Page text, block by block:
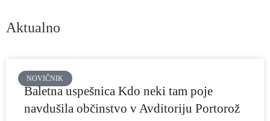
Aktualno
NOVIČNIK
Baletna uspešnica Kdo neki tam poje
navdušila občinstvo v Avditoriju Portorož